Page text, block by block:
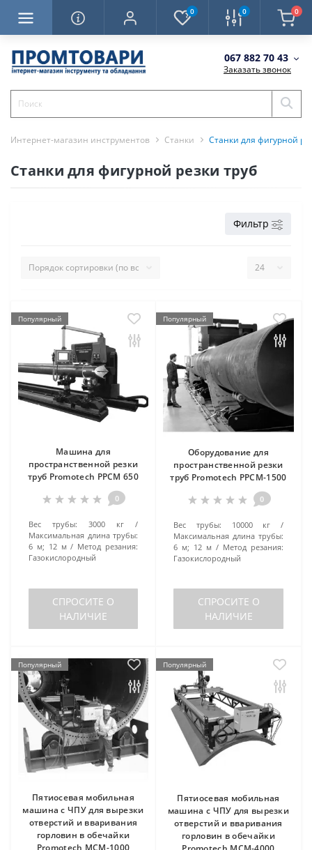
0 0 0
067 882 70 43
Заказать звонок
Интернет-магазин инструментов Станки Станки для фигурной
Станки для фигурной резки труб
Фильтр
Популярный
Машина для
пространственной резки
труб Promotech PPCM 650
0
Вес трубы:
3000 кг
Максимальная длина трубы:
6 м; 12 м
Метод резания:
Газокислородный
СПРОСИТЕ О
НАЛИЧИЕ
Популярный
Оборудование для
пространственной резки
труб Promotech PPCM-1500
0
Вес трубы:
10000 кг
Максимальная длина трубы:
6 м; 12 м
Метод резания:
Газокислородный
СПРОСИТЕ О
НАЛИЧИЕ
Популярный
Пятиосевая мобильная
машина с ЧПУ для вырезки
отверстий и вваривания
горловин в обечайки
Promotech MCM-1000
Популярный
Пятиосевая мобильная
машина с ЧПУ для вырезки
отверстий и вваривания
горловин в обечайки